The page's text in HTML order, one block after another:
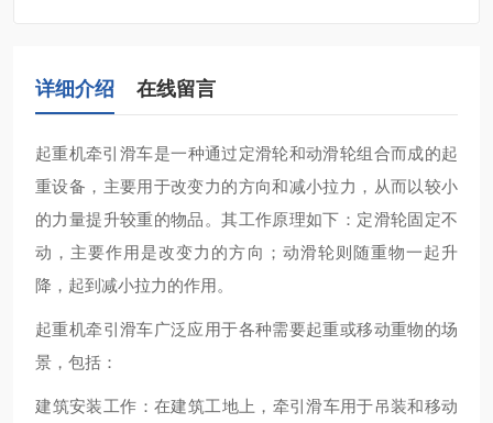
详细介绍 在线留言
起重机牵引滑车‌是一种通过定滑轮和动滑轮组合而成的起
重设备，主要用于改变力的方向和减小拉力，从而以较小
的力量提升较重的物品。其工作原理如下：定滑轮固定不
动，主要作用是改变力的方向；动滑轮则随重物一起升
降，起到减小拉力的作用‌。
起重机牵引滑车广泛应用于各种需要起重或移动重物的场
景，包括：
‌建筑安装工作‌：在建筑工地上，牵引滑车用于吊装和移动